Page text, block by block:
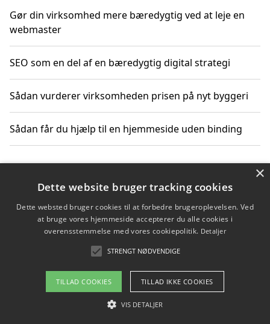
Gør din virksomhed mere bæredygtig ved at leje en
webmaster
SEO som en del af en bæredygtig digital strategi
Sådan vurderer virksomheden prisen på nyt byggeri
Sådan får du hjælp til en hjemmeside uden binding
Copyright 2026 - Pilanto Aps
Om / kontakt
Blog Betingelser
×
Dette website bruger tracking cookies
Dette websted bruger cookies til at forbedre brugeroplevelsen. Ved
at bruge vores hjemmeside accepterer du alle cookies i
overensstemmelse med vores cookiepolitik. Detaljer
STRENGT NØDVENDIGE
TILLAD COOKIES TILLAD IKKE COOKIES
VIS DETALJER